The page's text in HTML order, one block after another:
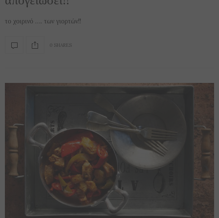
το χοιρινό …. των γιορτών!!
0 SHARES